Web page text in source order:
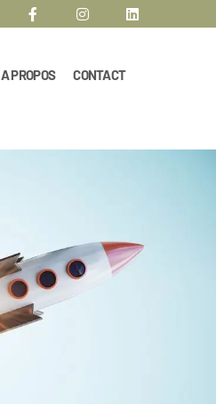
A PROPOS CONTACT